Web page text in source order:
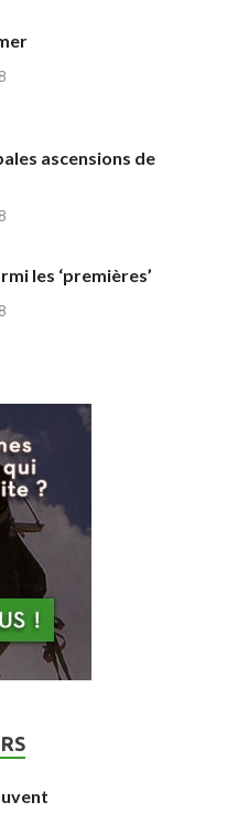
ascensions de
les ‘premières’